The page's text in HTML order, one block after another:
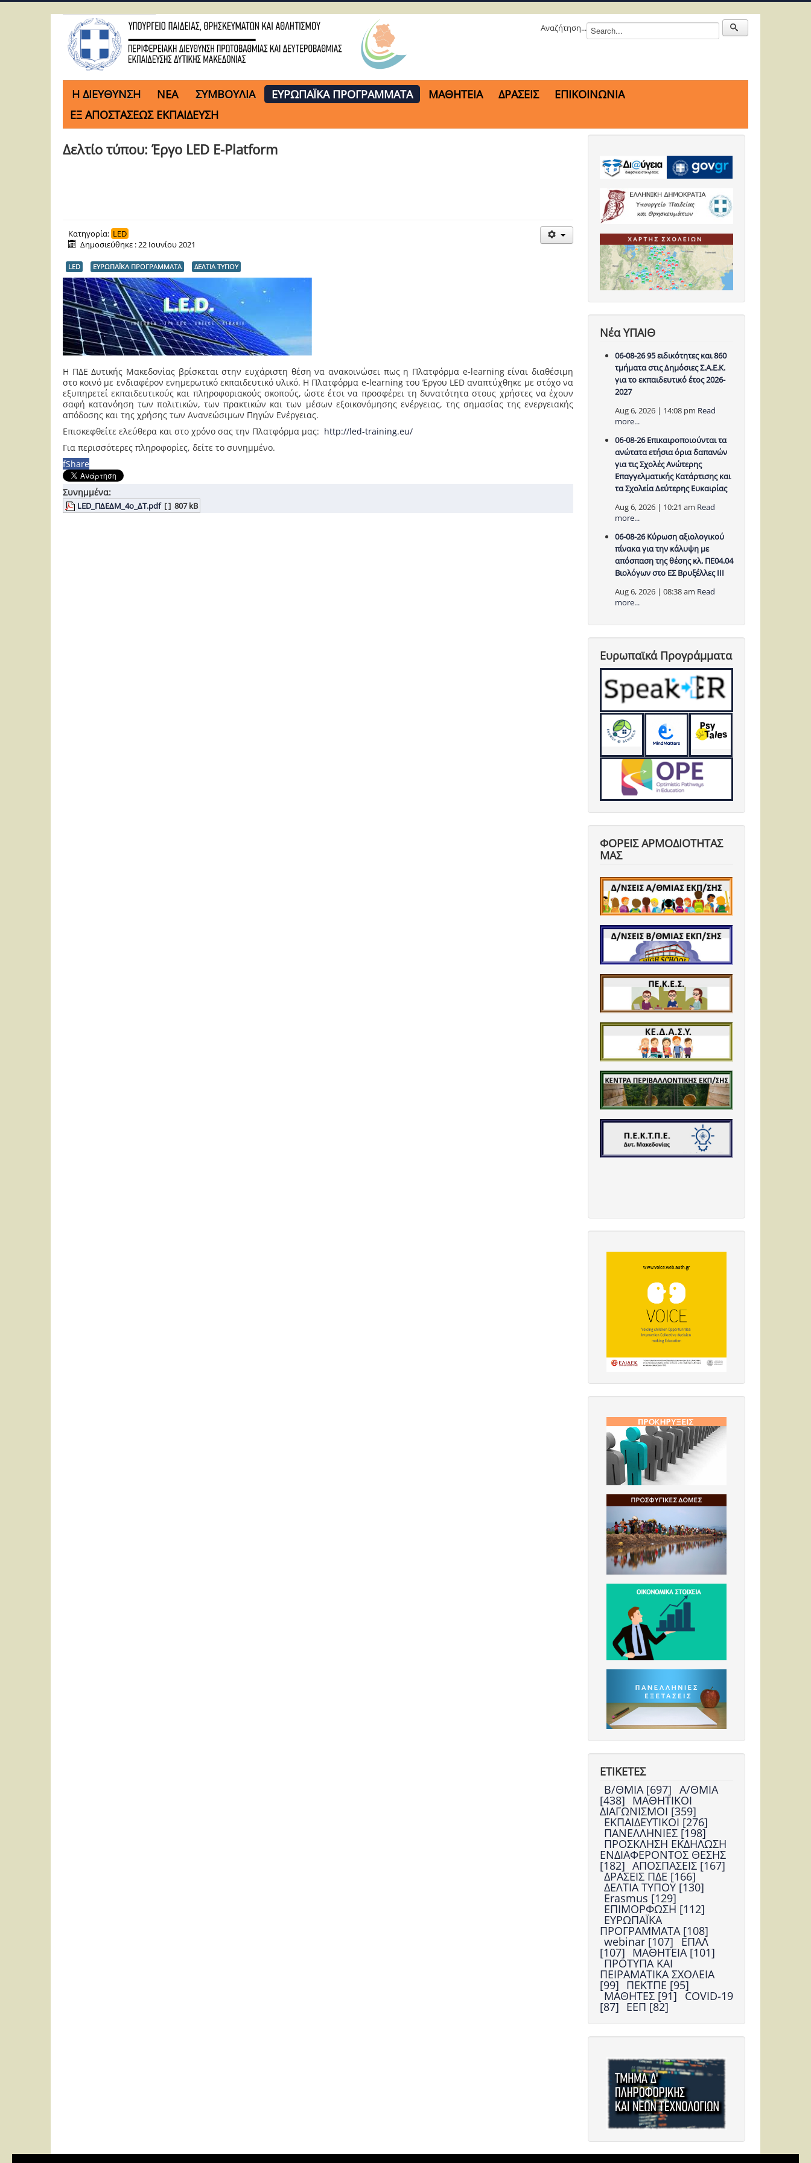
Αναζήτηση...
H ΔΙΕΥΘΥΝΣΗ ΝΕΑ ΣΥΜΒΟΥΛΙΑ ΕΥΡΩΠΑΪΚΑ ΠΡΟΓΡΑΜΜΑΤΑ ΜΑΘΗΤΕΙΑ ΔΡΑΣΕΙΣ
ΕΠΙΚΟΙΝΩΝΙΑ
ΕΞ ΑΠΟΣΤΑΣΕΩΣ ΕΚΠΑΙΔΕΥΣΗ
Δελτίο τύπου: Έργο LED Ε-Platform
Κατηγορία: LED
Δημοσιεύθηκε : 22 Ιουνίου 2021
LED ΕΥΡΩΠΑΪΚΑ ΠΡΟΓΡΑΜΜΑΤΑ ΔΕΛΤΙΑ ΤΥΠΟΥ
Η ΠΔΕ Δυτικής Μακεδονίας βρίσκεται στην ευχάριστη θέση να ανακοινώσει πως η Πλατφόρμα e-learning είναι διαθέσιμη
στο κοινό με ενδιαφέρον ενημερωτικό εκπαιδευτικό υλικό. Η Πλατφόρμα e-learning του Έργου LED αναπτύχθηκε με στόχο να
εξυπηρετεί εκπαιδευτικούς και πληροφοριακούς σκοπούς, ώστε έτσι να προσφέρει τη δυνατότητα στους χρήστες να έχουν
σαφή κατανόηση των πολιτικών, των πρακτικών και των μέσων εξοικονόμησης ενέργειας, της σημασίας της ενεργειακής
απόδοσης και της χρήσης των Ανανεώσιμων Πηγών Ενέργειας.
Επισκεφθείτε ελεύθερα και στο χρόνο σας την Πλατφόρμα μας: http://led-training.eu/
Για περισσότερες πληροφορίες, δείτε το συνημμένο.
fShare
Συνημμένα:
LED_ΠΔΕΔΜ_4ο_ΔΤ.pdf [ ] 807 kB
Νέα ΥΠΑΙΘ
06-08-26 95 ειδικότητες και 860
τμήματα στις Δημόσιες Σ.Α.Ε.Κ.
για το εκπαιδευτικό έτος 2026-
2027
Aug 6, 2026 | 14:08 pm Read
more...
06-08-26 Επικαιροποιούνται τα
ανώτατα ετήσια όρια δαπανών
για τις Σχολές Ανώτερης
Επαγγελματικής Κατάρτισης και
τα Σχολεία Δεύτερης Ευκαιρίας
Aug 6, 2026 | 10:21 am Read
more...
06-08-26 Κύρωση αξιολογικού
πίνακα για την κάλυψη με
απόσπαση της θέσης κλ. ΠΕ04.04
Βιολόγων στο ΕΣ Βρυξέλλες ΙΙΙ
Aug 6, 2026 | 08:38 am Read
more...
Ευρωπαϊκά Προγράμματα
ΦΟΡΕΙΣ ΑΡΜΟΔΙΟΤΗΤΑΣ
ΜΑΣ
ΕΤΙΚΕΤΕΣ
Β/ΘΜΙΑ [697] Α/ΘΜΙΑ
[438] ΜΑΘΗΤΙΚΟΙ
ΔΙΑΓΩΝΙΣΜΟΙ [359]
ΕΚΠΑΙΔΕΥΤΙΚΟΙ [276]
ΠΑΝΕΛΛΗΝΙΕΣ [198]
ΠΡΟΣΚΛΗΣΗ ΕΚΔΗΛΩΣΗ
ΕΝΔΙΑΦΕΡΟΝΤΟΣ ΘΕΣΗΣ
[182] ΑΠΟΣΠΑΣΕΙΣ [167]
ΔΡΑΣΕΙΣ ΠΔΕ [166]
ΔΕΛΤΙΑ ΤΥΠΟΥ [130]
Erasmus [129]
ΕΠΙΜΟΡΦΩΣΗ [112]
ΕΥΡΩΠΑΪΚΑ
ΠΡΟΓΡΑΜΜΑΤΑ [108]
webinar [107] ΕΠΑΛ
[107] ΜΑΘΗΤΕΙΑ [101]
ΠΡΟΤΥΠΑ ΚΑΙ
ΠΕΙΡΑΜΑΤΙΚΑ ΣΧΟΛΕΙΑ
[99] ΠΕΚΤΠΕ [95]
ΜΑΘΗΤΕΣ [91] COVID-19
[87] ΕΕΠ [82]